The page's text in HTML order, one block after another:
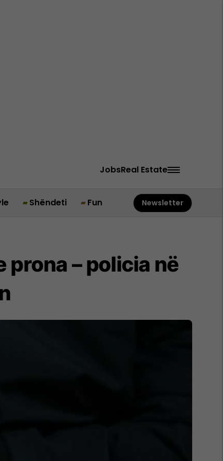
JobsReal Estate
Shëndeti Fun Newsletter
– policia në